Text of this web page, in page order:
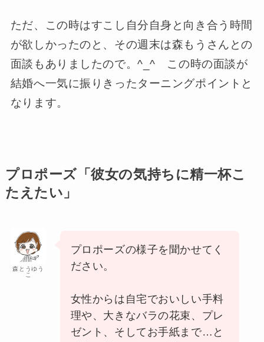
ただ、この時はすこし自分自身と向き合う時間
が欲しかったのと、その週末は森もうさんとの
面談もありましたので。^_^ この時の面談が
結婚へ一気に振りきったターニングポイントと
なります。
プロポーズ「彼女の気持ちに精一杯こ
たえたい」
森とうゆう
こ
プロポーズの様子を聞かせてく
ださい。
女性からは自宅でおいしい手料
理や、大きなバラの花束、プレ
ゼント、そしてお手紙まで…と